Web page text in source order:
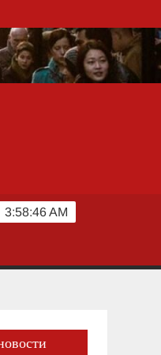
3:58:46 AM